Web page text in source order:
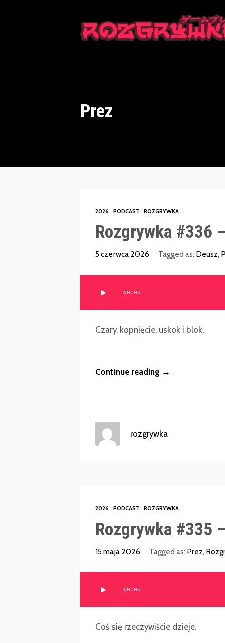
Prez
2026 PODCAST ROZGRYWKA
Rozgrywka #336
5 czerwca 2026 Tagged as: Deusz,
plików
dźwiękowych
00:00
Czary, kopnięcie, uskok i blok.
Continue reading →
rozgrywka
2026 PODCAST ROZGRYWKA
Rozgrywka #335
15 maja 2026 Tagged as: Prez,
plików
dźwiękowych
00:00
Coś się rzeczywiście dzieje.